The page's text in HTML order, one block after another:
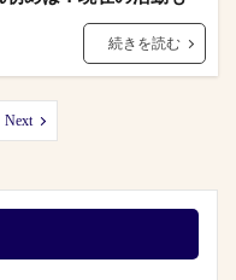
続きを読む
Next